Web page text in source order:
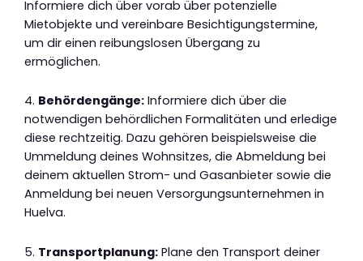
Informiere dich über vorab über potenzielle
Mietobjekte und vereinbare Besichtigungstermine,
um dir einen reibungslosen Übergang zu
ermöglichen.
4. Behördengänge: Informiere dich über die
notwendigen behördlichen Formalitäten und erledige
diese rechtzeitig. Dazu gehören beispielsweise die
Ummeldung deines Wohnsitzes, die Abmeldung bei
deinem aktuellen Strom- und Gasanbieter sowie die
Anmeldung bei neuen Versorgungsunternehmen in
Huelva.
5. Transportplanung: Plane den Transport deiner